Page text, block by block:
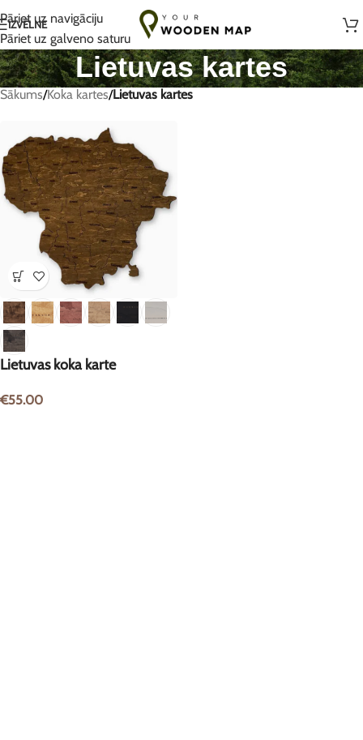
Pāriet uz navigāciju
Pāriet uz galveno saturu
Ar rokām darināts ar mīlestību Lietuvā
IZVĒLNE
Lietuvas kartes
Sākums/Koka kartes/Lietuvas kartes
Lietuvas koka karte
€55.00